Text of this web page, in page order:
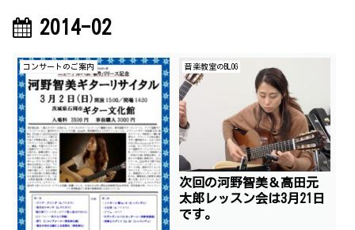
2014-02
コンサートのご案内 音楽教室のBLOG
次回の河野智美＆高田元
太郎レッスン会は3月21日
です。